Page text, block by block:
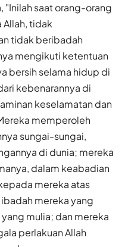
saat orang-orang
tidak
tidak beribadah
mengikuti ketentuan
bersih selama hidup di
kebenarannya di
keselamatan dan
memperoleh
sungai-sungai,
di dunia; mereka
dalam keabadian
mereka atas
mereka yang
mulia; dan mereka
perlakuan Allah